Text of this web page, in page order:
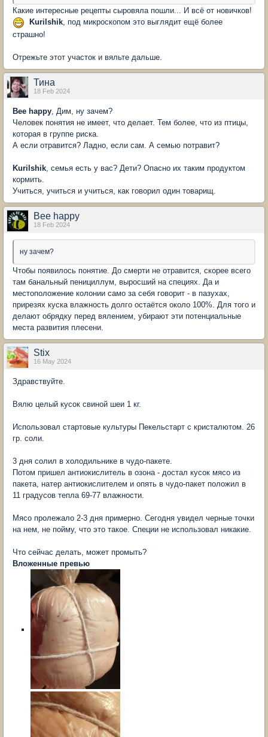
Какие интересные рецепты сыровяла пошли... И всё от новичков!
Kurilshik, под микроскопом это выглядит ещё более
страшно!
Отрежьте этот участок и вяльте дальше.
Тина
18 Feb 2024
Bee happy , Дим, ну зачем?
Человек понятия не имеет, что делает. Тем более, что из птицы,
которая в группе риска.
А если отравится? Ладно, если сам. А семью потравит?
Kurilshik , семья есть у вас? Дети? Опасно их таким продуктом
кормить.
Учиться, учиться и учиться, как говорил один товарищ.
Bee happy
18 Feb 2024
ну зачем?
Чтобы появилось понятие. До смерти не отравится, скорее всего
там банальный пенициллум, выросший на специях. Да и
местоположение колонии само за себя говорит - в пазухах,
прирезях куска влажность долго остаётся около 100%. Для того и
делают обрядку перед вялением, убирают эти потенциальные
места развития плесени.
Stix
16 May 2024
Здравствуйте.
Вялю целый кусок свиной шеи 1 кг.
Использовал стартовые культуры Пекельстарт с кристалютом. 26
гр. соли.
3 дня солил в холодильнике в чудо-пакете.
Потом пришел антиокислитель в озона - достал кусок мясо из
пакета, натер антиокислителем и опять в чудо-пакет положил в
11 градусов тепла 69-77 влажности.
Мясо пролежало 2-3 дня примерно. Сегодня увидел черные точки
на нем, не пойму, что это такое. Специи не использовал никакие.
Что сейчас делать, может промыть?
Вложенные превью